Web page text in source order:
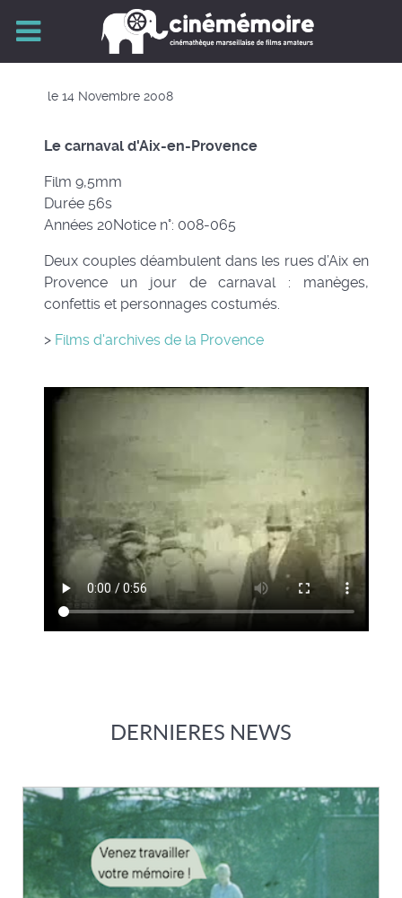
le 14 Novembre 2008
Le carnaval d'Aix-en-Provence
Film 9,5mm
Durée 56s
Années 20Notice n°: 008-065
Deux couples déambulent dans les rues d’Aix en
Provence un jour de carnaval : manèges,
confettis et personnages costumés.
> Films d'archives de la Provence
DERNIERES NEWS